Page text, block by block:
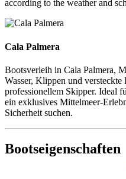
according to the weather and
Cala Palmera
Cala Palmera
Bootsverleih in Cala Palmera,
Wasser, Klippen und
professionellem Skipper. Ideal
ein exklusives Mittelmeer-
Sicherheit suchen.
Bootseigenschaften